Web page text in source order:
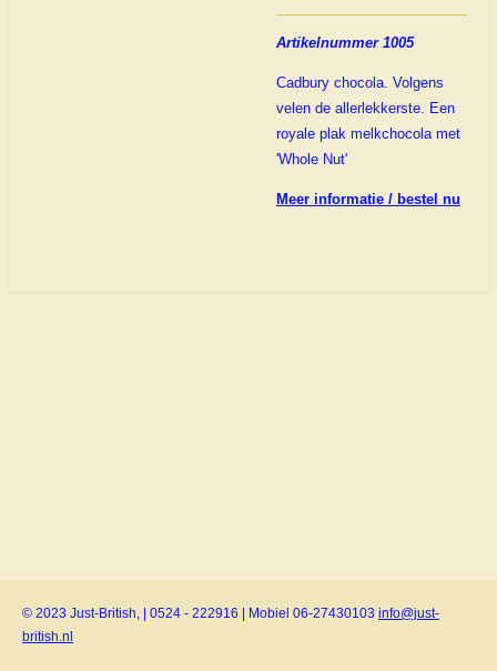
Artikelnummer 1005
Cadbury chocola. Volgens
velen de allerlekkerste. Een
royale plak melkchocola met
'Whole Nut'
Meer informatie / bestel nu
© 2023 Just-British, | 0524 - 222916 | Mobiel 06-27430103 info@just-
british.nl